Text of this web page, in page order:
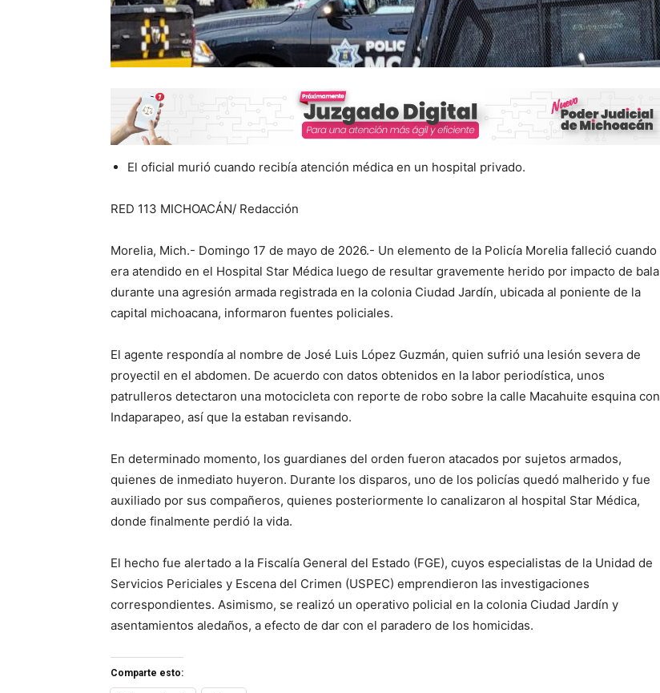
El oficial murió cuando recibía atención médica en un hospital privado.
RED 113 MICHOACÁN/ Redacción
Morelia, Mich.- Domingo 17 de mayo de 2026.- Un elemento de la Policía Morelia falleció cuando
era atendido en el Hospital Star Médica luego de resultar gravemente herido por impacto de bala
durante una agresión armada registrada en la colonia Ciudad Jardín, ubicada al poniente de la
capital michoacana, informaron fuentes policiales.
El agente respondía al nombre de José Luis López Guzmán, quien sufrió una lesión severa de
proyectil en el abdomen. De acuerdo con datos obtenidos en la labor periodística, unos
patrulleros detectaron una motocicleta con reporte de robo sobre la calle Macahuite esquina con
Indaparapeo, así que la estaban revisando.
En determinado momento, los guardianes del orden fueron atacados por sujetos armados,
quienes de inmediato huyeron. Durante los disparos, uno de los policías quedó malherido y fue
auxiliado por sus compañeros, quienes posteriormente lo canalizaron al hospital Star Médica,
donde finalmente perdió la vida.
El hecho fue alertado a la Fiscalía General del Estado (FGE), cuyos especialistas de la Unidad de
Servicios Periciales y Escena del Crimen (USPEC) emprendieron las investigaciones
correspondientes. Asimismo, se realizó un operativo policial en la colonia Ciudad Jardín y
asentamientos aledaños, a efecto de dar con el paradero de los homicidas.
Comparte esto: